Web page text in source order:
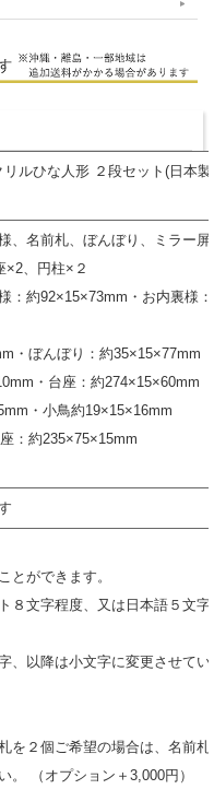
ルひな人形 ２段セット(日本
、名前札、ぼんぼり、ミラー
×2、円柱×２
：約92×15×73mm・お内裏様
・ぼんぼり：約35×15×77mm
・台座：約274×15×60mm
・小鳥約19×15×16mm
：約235×75×15mm
とができます。
８文字程度、又は日本語５文
、以降は小文字に変更させてい
を２個ご希望の場合は、名前
。 （オプション＋3,000円）